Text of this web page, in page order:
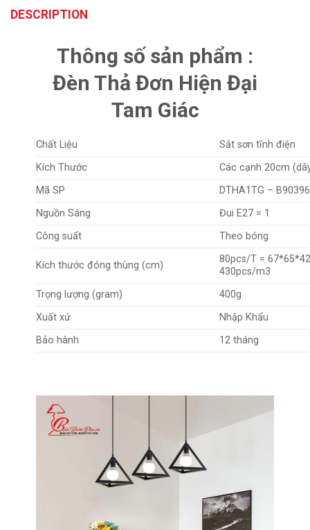
DESCRIPTION
Thông số sản phẩm :
Đèn Thả Đơn Hiện Đại
Tam Giác
Chất Liệu
Sắt sơn tĩnh điện
Kích Thước
Các cạnh 20cm
Mã SP
DTHA1TG –
Nguồn Sáng
Đui E27 = 1
Công suất
Theo bóng
Kích thước đóng thùng (cm)
80pcs/T =
430pcs/m3
Trọng lượng (gram)
400g
Xuất xứ
Nhập Khẩu
Bảo hành
12 tháng